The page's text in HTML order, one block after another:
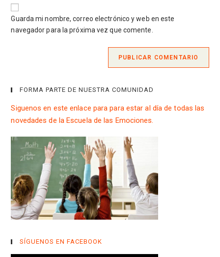
electrónico
para
comentar
de
tu
web
Guarda mi nombre, correo electrónico y web en este
navegador para la próxima vez que comente.
FORMA PARTE DE NUESTRA COMUNIDAD
Siguenos en este enlace para para estar al día de todas las
novedades de la Escuela de las Emociones.
SÍGUENOS EN FACEBOOK